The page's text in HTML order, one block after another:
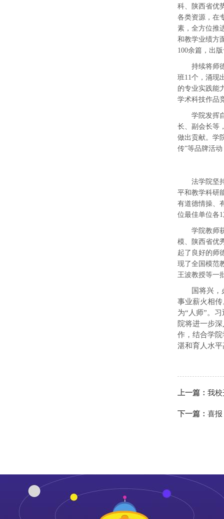
科、陕西省优
各类资源，在
素，全方位推
和教学业绩方
100余篇，出
持续将师
班11个 ， 涌现
的专业实践能
学术科技作品
学院发挥
长、副会长等
做出贡献。学
传”等品牌活动
法学院坚
平和教学科研
有道德情操、
位最佳单位各
学院教师
模、
陕西省优
起了良好的师
现了全国模范
王波教授等一
国将兴
事业薪火相
为“人师”。
院将进一步
作，结合学
湛和育人水
上一篇： 我
下一篇： 喜